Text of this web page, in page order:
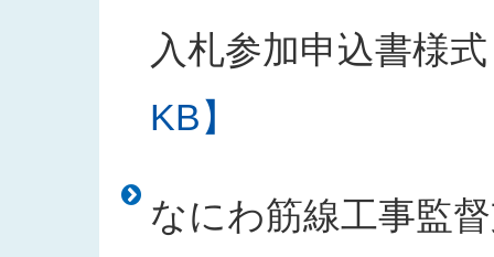
入札参加申込書様式
KB】
なにわ筋線工事監